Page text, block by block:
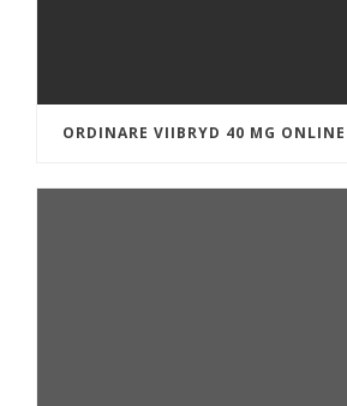
ORDINARE VIIBRYD 40 MG ONLINE